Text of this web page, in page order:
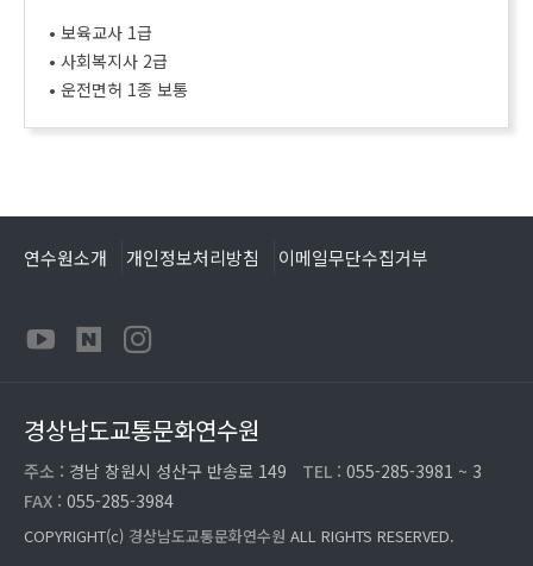
• 보육교사 1급
• 사회복지사 2급
• 운전면허 1종 보통
연수원소개 개인정보처리방침 이메일무단수집거부
경상남도교통문화연수원
주소 : 경남 창원시 성산구 반송로 149 TEL : 055-285-3981 ~ 3
FAX : 055-285-3984
COPYRIGHT(c) 경상남도교통문화연수원 ALL RIGHTS RESERVED.